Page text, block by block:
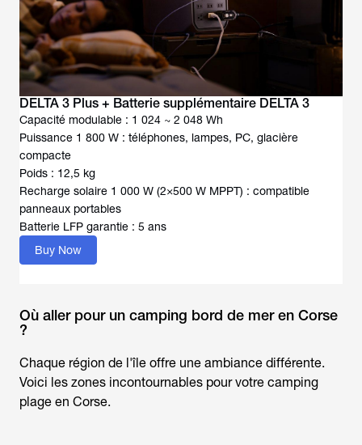
DELTA 3 Plus + Batterie supplémentaire DELTA 3
Capacité modulable : 1 024 ~ 2 048 Wh
Puissance 1 800 W : téléphones, lampes, PC, glacière
compacte
Poids : 12,5 kg
Recharge solaire 1 000 W (2×500 W MPPT) : compatible
panneaux portables
Batterie LFP garantie : 5 ans
Buy Now
Où aller pour un camping bord de mer en Corse
?
Chaque région de l'île offre une ambiance différente.
Voici les zones incontournables pour votre camping
plage en Corse.